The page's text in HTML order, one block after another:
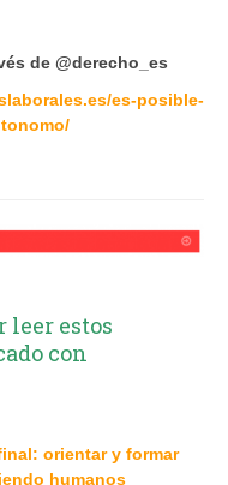
de @derecho_es
es-posible-
leer estos
con
orientar y formar
humanos